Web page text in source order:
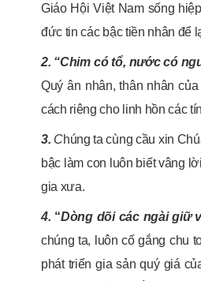
Giáo Hội Việt Nam sống
đức tin các bậc tiền nhân để
2. “Chim có tổ, nước có
Quý ân nhân, thân nhân
cách riêng cho linh hồn các
3. Chúng ta cùng cầu xin
bậc làm con luôn biết vâng
gia xưa.
4. “Dòng dõi các ngài giữ
chúng ta, luôn cố gắng chu
phát triển gia sản quý giá